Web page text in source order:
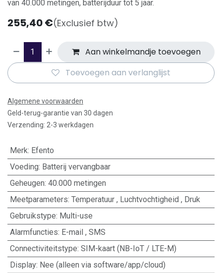
van 40.000 metingen, batterijduur tot 5 jaar.
255,40€(Exclusief btw)
Aan winkelmandje toevoegen
Toevoegen aan verlanglijst
Algemene voorwaarden
Geld-terug-garantie van 30 dagen
Verzending: 2-3 werkdagen
Merk: Efento
Voeding: Batterij vervangbaar
Geheugen: 40.000 metingen
Meetparameters: Temperatuur, Luchtvochtigheid , Druk
Gebruikstype: Multi-use
Alarmfuncties: E-mail , SMS
Connectiviteitstype: SIM-kaart (NB-IoT / LTE-M)
Display: Nee (alleen via software/app/cloud)